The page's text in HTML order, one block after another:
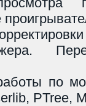
по
PTree,